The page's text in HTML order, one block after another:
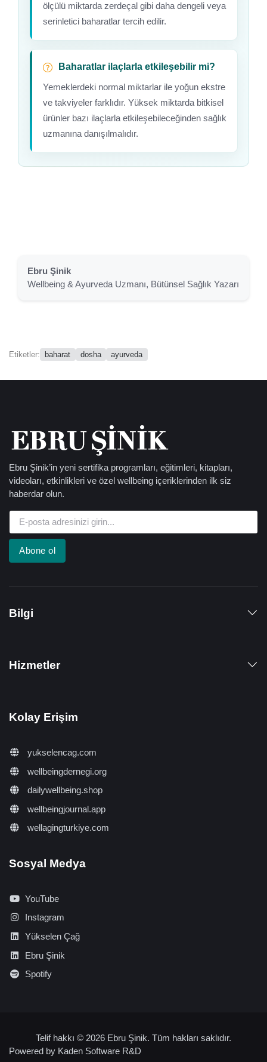
ölçülü miktarda zerdeçal gibi daha dengeli veya
serinletici baharatlar tercih edilir.
Baharatlar ilaçlarla etkileşebilir mi?
Yemeklerdeki normal miktarlar ile yoğun ekstre
ve takviyeler farklıdır. Yüksek miktarda bitkisel
ürünler bazı ilaçlarla etkileşebileceğinden sağlık
uzmanına danışılmalıdır.
Ebru Şinik
Wellbeing & Ayurveda Uzmanı, Bütünsel Sağlık Yazarı
Etiketler: baharat dosha ayurveda
Ebru Şinik’in yeni sertifika programları, eğitimleri, kitapları,
videoları, etkinlikleri ve özel wellbeing içeriklerinden ilk siz
haberdar olun.
Abone ol
Bilgi
Hizmetler
Kolay Erişim
yukselencag.com
wellbeingdernegi.org
dailywellbeing.shop
wellbeingjournal.app
wellagingturkiye.com
Sosyal Medya
YouTube
Instagram
Yükselen Çağ
Ebru Şinik
Spotify
Telif hakkı © 2026 Ebru Şinik. Tüm hakları saklıdır.
Powered by Kaden Software R&D